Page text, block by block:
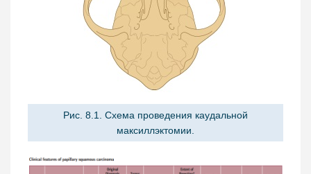
Рис. 8.1. Схема проведения каудальной
максиллэктомии.